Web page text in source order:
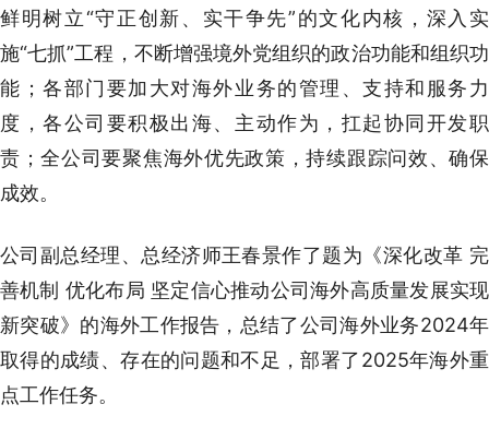
鲜明树立“守正创新、实干争先”的文化内核，深入实
施“七抓”工程，不断增强境外党组织的政治功能和组织功
能；各部门要加大对海外业务的管理、支持和服务力
度，各公司要积极出海、主动作为，扛起协同开发职
责；全公司要聚焦海外优先政策，持续跟踪问效、确保
成效。
公司副总经理、总经济师王春景作了题为《深化改革 完
善机制 优化布局 坚定信心推动公司海外高质量发展实现
新突破》的海外工作报告，总结了公司海外业务2024年
取得的成绩、存在的问题和不足，部署了2025年海外重
点工作任务。